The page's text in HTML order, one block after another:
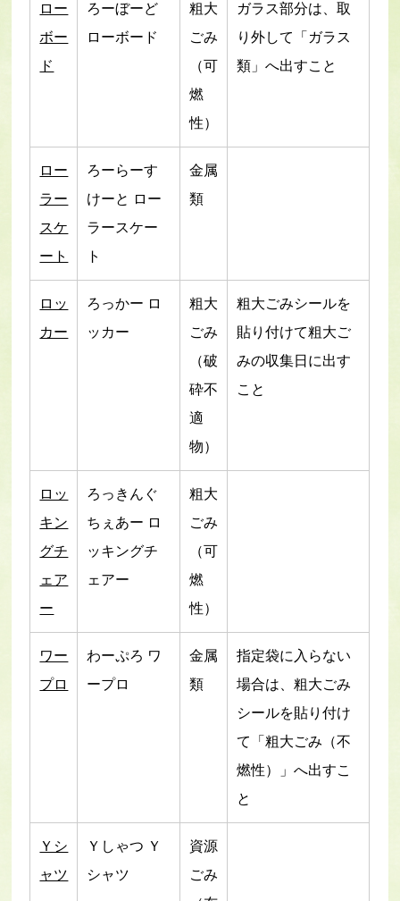
ロー
ボー
ド
ろーぼーど
ローボード
粗大
ごみ
（可
燃
性）
ガラス部分は、取
り外して「ガラス
類」へ出すこと
ロー
ラー
スケ
ート
ろーらーす
けーと ロー
ラースケー
ト
金属
類
ロッ
カー
ろっかー ロ
ッカー
粗大
ごみ
（破
砕不
適
物）
粗大ごみシールを
貼り付けて粗大ご
みの収集日に出す
こと
ロッ
キン
グチ
ェア
ー
ろっきんぐ
ちぇあー ロ
ッキングチ
ェアー
粗大
ごみ
（可
燃
性）
ワー
プロ
わーぷろ ワ
ープロ
金属
類
指定袋に入らない
場合は、粗大ごみ
シールを貼り付け
て「粗大ごみ（不
燃性）」へ出すこ
と
Ｙシ
ャツ
Ｙしゃつ Ｙ
シャツ
資源
ごみ